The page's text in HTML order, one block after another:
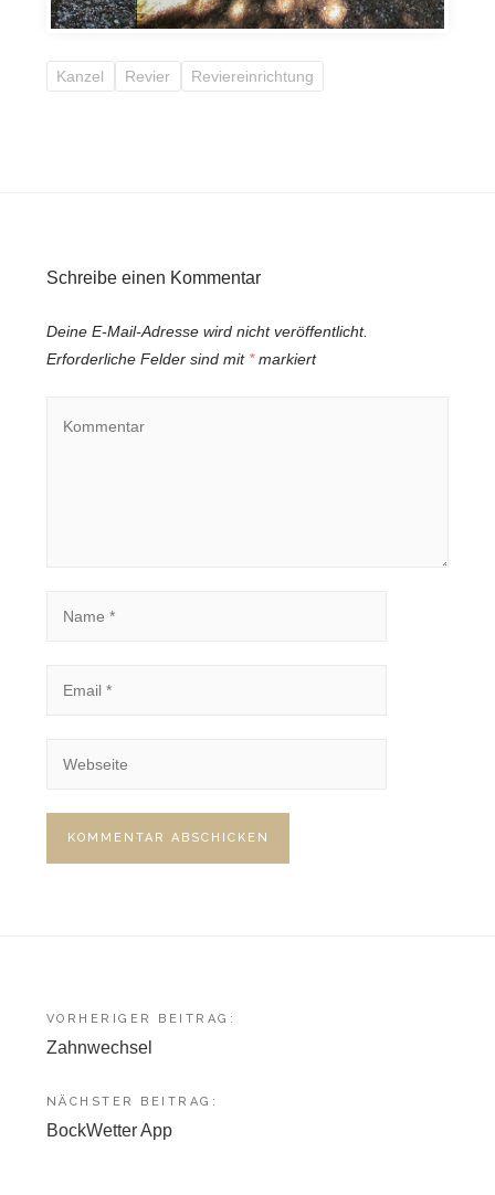
Kanzel Revier Reviereinrichtung
Schreibe einen Kommentar
Deine E-Mail-Adresse wird nicht veröffentlicht.
Erforderliche Felder sind mit *markiert
Beitragsnavigation
VORHERIGER BEITRAG:
Zahnwechsel
NÄCHSTER BEITRAG:
BockWetter App